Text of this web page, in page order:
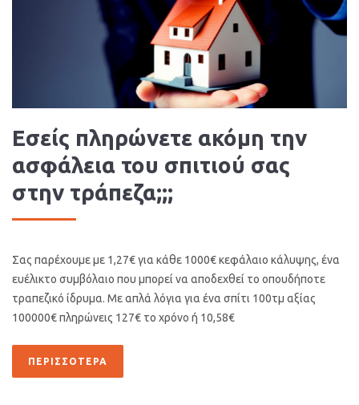
Εσείς πληρώνετε ακόμη την
ασφάλεια του σπιτιού σας
στην τράπεζα;;;
Σας παρέχουμε με 1,27€ για κάθε 1000€ κεφάλαιο κάλυψης, ένα
ευέλικτο συμβόλαιο που μπορεί να αποδεχθεί το οπουδήποτε
τραπεζικό ίδρυμα. Με απλά λόγια για ένα σπίτι 100τμ αξίας
100000€ πληρώνεις 127€ το χρόνο ή 10,58€
ΠΕΡΙΣΣΌΤΕΡΑ